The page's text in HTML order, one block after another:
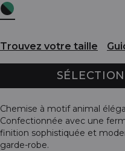
Trouvez votre taille
Chemise à motif animal
Confectionnée avec une
finition sophistiquée et
garde-robe.